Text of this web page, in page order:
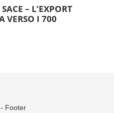
– L’EXPORT
VERSO I 700